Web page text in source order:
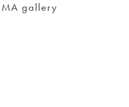
gallery